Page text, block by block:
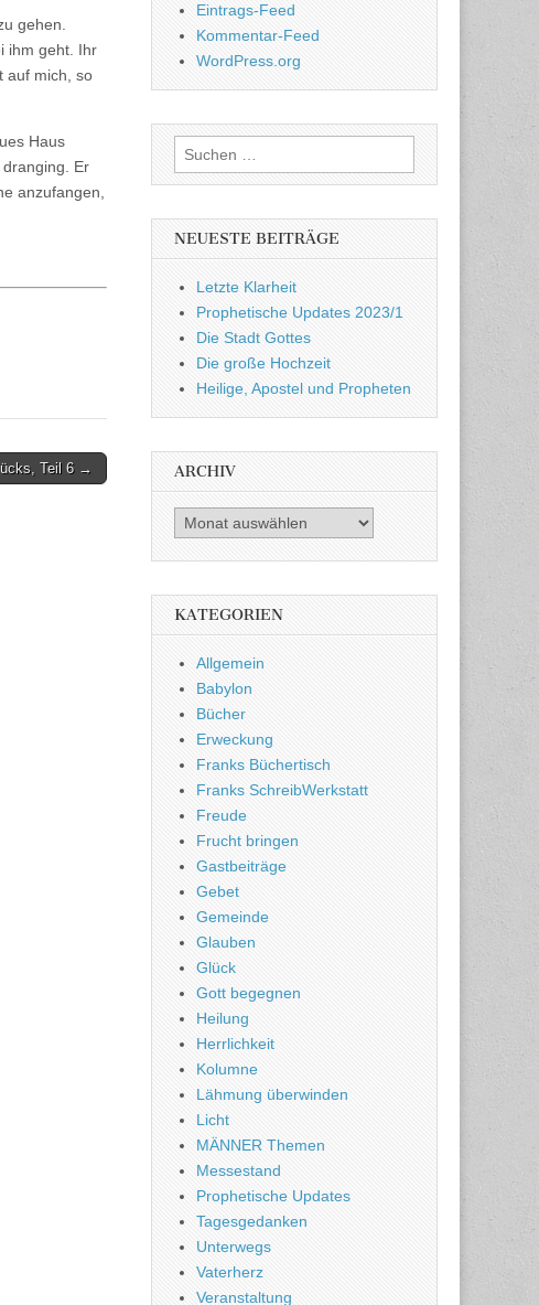
gehen.
ihm geht. Ihr
auf mich, so
Haus
Er
anzufangen,
Teil 6 →
Eintrags-Feed
Kommentar-Feed
WordPress.org
Suchen
nach:
NEUESTE BEITRÄGE
Letzte Klarheit
Prophetische Updates 2023/1
Die Stadt Gottes
Die große Hochzeit
Heilige, Apostel und Propheten
ARCHIV
Archiv
KATEGORIEN
Allgemein
Babylon
Bücher
Erweckung
Franks Büchertisch
Franks SchreibWerkstatt
Freude
Frucht bringen
Gastbeiträge
Gebet
Gemeinde
Glauben
Glück
Gott begegnen
Heilung
Herrlichkeit
Kolumne
Lähmung überwinden
Licht
MÄNNER Themen
Messestand
Prophetische Updates
Tagesgedanken
Unterwegs
Vaterherz
Veranstaltung